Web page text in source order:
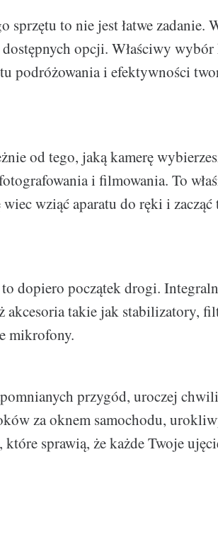
to nie jest łatwe zadanie.
opcji. Właściwy
podróżowania i efektywności
od tego, jaką kamerę
i filmowania. To
wziąć aparatu do ręki i zacząć
dopiero początek drogi.
akcesoria takie jak stabilizatory,
mikrofony.
przygód, uroczej
za oknem samochodu,
sprawią, że każde Twoje